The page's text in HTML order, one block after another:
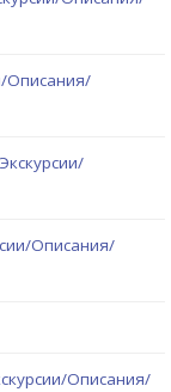
Описания/
Описания/
Описания/